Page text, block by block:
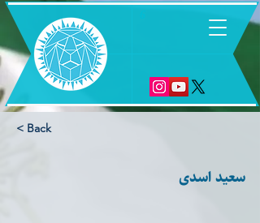
< Back
سعید اسدی